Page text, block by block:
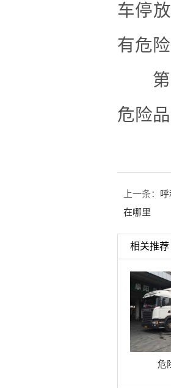
车停
有危
第四
危险
上一条：
在哪里
相关推荐
危